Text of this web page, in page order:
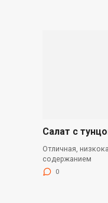
Салат с
Отличная,
содержанием
0